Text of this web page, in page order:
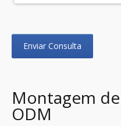
Enviar Consulta
Montagem
ODM